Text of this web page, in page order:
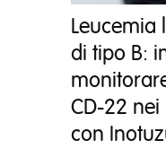
Leucemia
di tipo B:
CD-22
con